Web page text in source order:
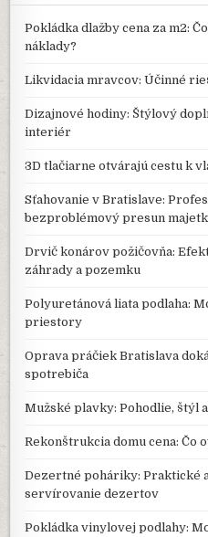
Pokládka dlažby cena za m2:
náklady?
Likvidacia mravcov: Účinné
Dizajnové hodiny: Štýlový
interiér
3D tlačiarne otvárajú cestu k
Sťahovanie v Bratislave:
bezproblémový presun
Drvič konárov požičovňa:
záhrady a pozemku
Polyuretánová liata podlaha:
priestory
Oprava práčiek Bratislava
spotrebiča
Mužské plavky: Pohodlie, štýl
Rekonštrukcia domu cena: Čo
Dezertné poháriky: Praktické
servírovanie dezertov
Pokládka vinylovej podlahy: